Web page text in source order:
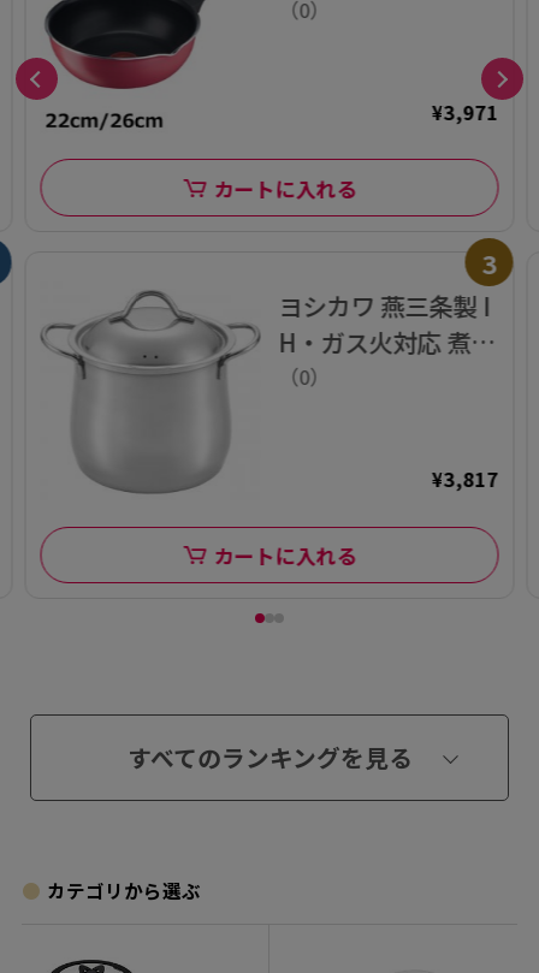
ンベリーレッド マ
（0）
¥3,971
カートに入れる
3
ヨシカワ 燕三条製 I
H・ガス火対応 煮込
み 鍋 14cm 日本製
（0）
¥3,817
カートに入れる
すべてのランキングを見る
カテゴリから選ぶ